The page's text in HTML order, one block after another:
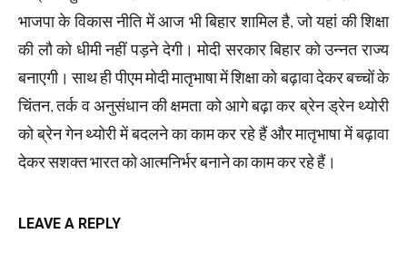
भाजपा के विकास नीति में आज भी बिहार शामिल है, जो यहां की शिक्षा
की लौ को धीमी नहीं पड़ने देगी। मोदी सरकार बिहार को उन्नत राज्य
बनाएगी। साथ ही पीएम मोदी मातृभाषा में शिक्षा को बढ़ावा देकर बच्चों के
चिंतन, तर्क व अनुसंधान की क्षमता को आगे बढ़ा कर ब्रेन ड्रेन थ्योरी
को ब्रेन गेन थ्योरी में बदलने का काम कर रहे हैं और मातृभाषा में बढ़ावा
देकर सशक्त भारत को आत्मनिर्भर बनाने का काम कर रहे हैं।
LEAVE A REPLY